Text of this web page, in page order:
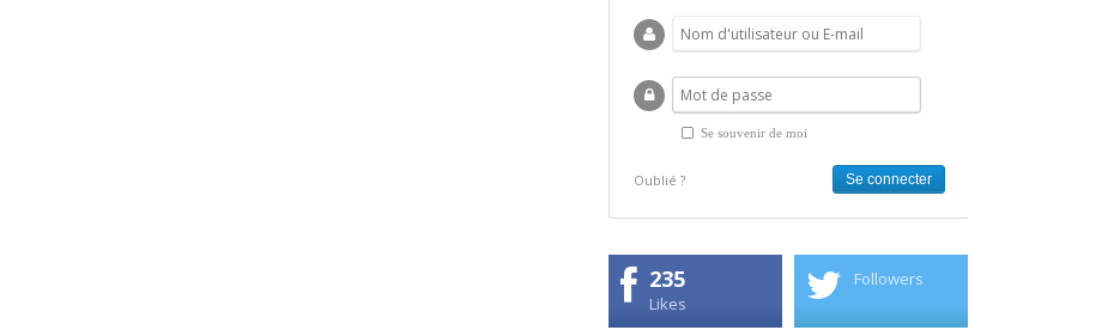
Se souvenir de moi
Oublié ?
235
Likes
Followers